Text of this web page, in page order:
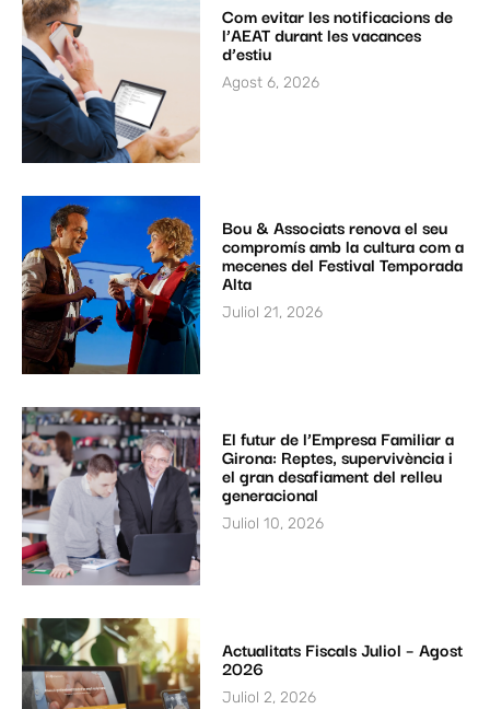
Com evitar les notificacions de
l’AEAT durant les vacances
d’estiu
Agost 6, 2026
Bou & Associats renova el seu
compromís amb la cultura com a
mecenes del Festival Temporada
Alta
Juliol 21, 2026
El futur de l’Empresa Familiar a
Girona: Reptes, supervivència i
el gran desafiament del relleu
generacional
Juliol 10, 2026
Actualitats Fiscals Juliol – Agost
2026
Juliol 2, 2026